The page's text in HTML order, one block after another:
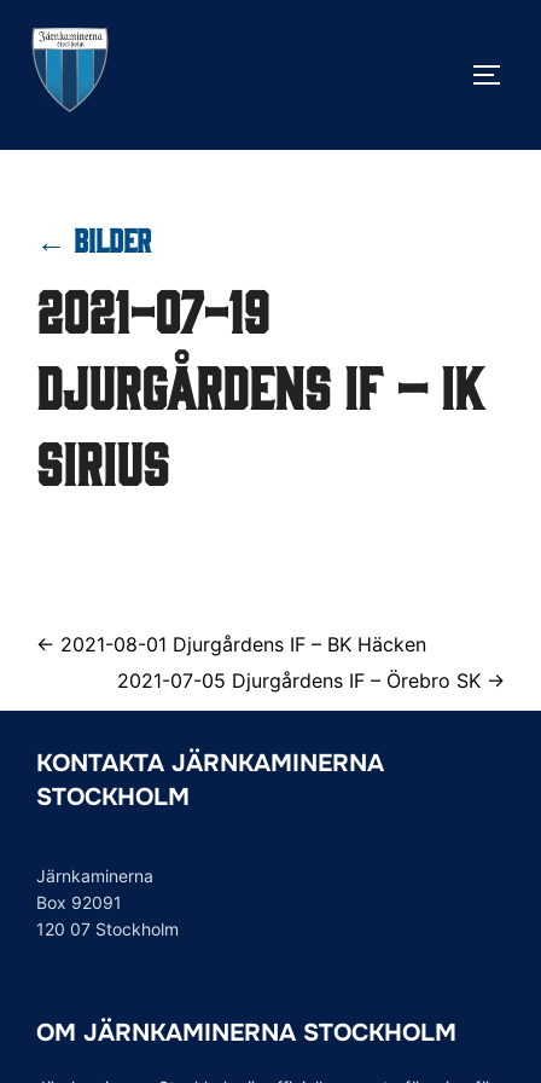
innehåll
← BILDER
2021-07-19
Djurgårdens IF – IK
Sirius
← 2021-08-01 Djurgårdens IF – BK Häcken
2021-07-05 Djurgårdens IF – Örebro SK →
KONTAKTA JÄRNKAMINERNA
STOCKHOLM
Järnkaminerna
Box 92091
120 07 Stockholm
OM JÄRNKAMINERNA STOCKHOLM